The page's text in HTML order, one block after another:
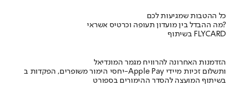
כל ההטבות שמגיעות לכם
מה ההבדל בין מועדון תעופה וכרטיס אשראי?
בשיתוף FLYCARD
הזדמנות האחרונה להרוויח מגמר המונדיאל
יחסי הימור משופרים, הפקדות ב-Apple Pay ותשלום זכיות מיידי
בשיתוף המועצה להסדר ההימורים בספורט